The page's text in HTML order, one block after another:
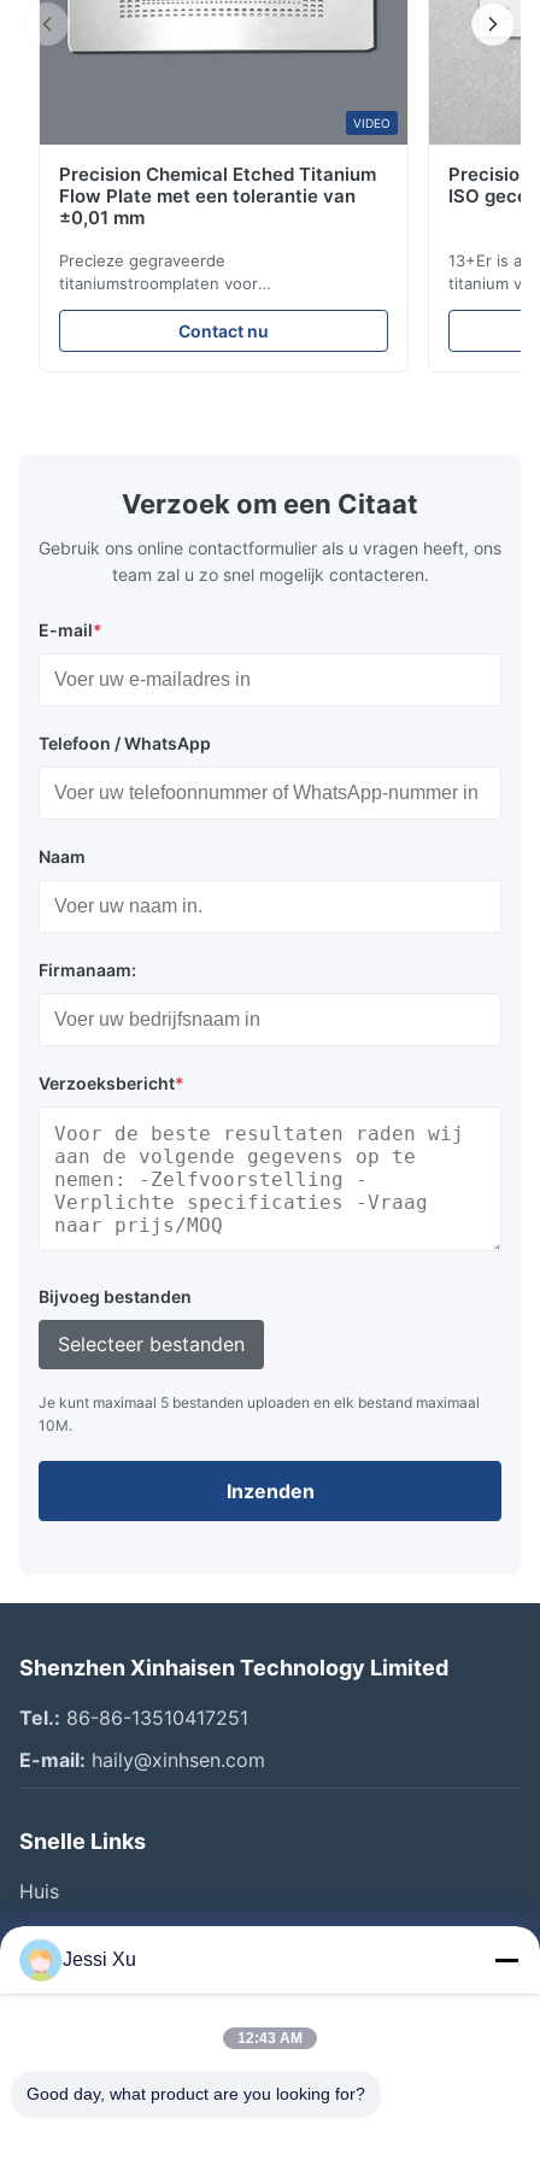
Oct 28.2025
Pretty good. I recommend it.
VIDEO
Precision Chemical Etched Titanium
Flow Plate met een tolerantie van
±0,01 mm
Precieze gegraveerde
titaniumstroomplaten voor
warmtewisselaars met een hoge
corrosiebestendigheid Overzicht van de
stroomplaatXinhaisen Technology is
Contact nu
Precision
ISO
13+Er is al
titanium
industriële
Verzoek om een Citaat
Gebruik ons online contactformulier als u vragen heeft, ons
team zal u zo snel mogelijk contacteren.
E-mail*
Telefoon / WhatsApp
Naam
Firmanaam:
Verzoeksbericht*
Bijvoeg bestanden
Selecteer bestanden
Je kunt maximaal 5 bestanden uploaden en elk bestand maximaal
10M.
Inzenden
Shenzhen Xinhaisen Technology Limited
Tel.: 86-86-13510417251
E-mail: haily@xinhsen.com
Snelle Links
Huis
Producten
Videos
Kwaliteitscontrole
Jessi Xu
12:43 AM
Good day, what product are you looking for?